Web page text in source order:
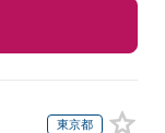
東京都